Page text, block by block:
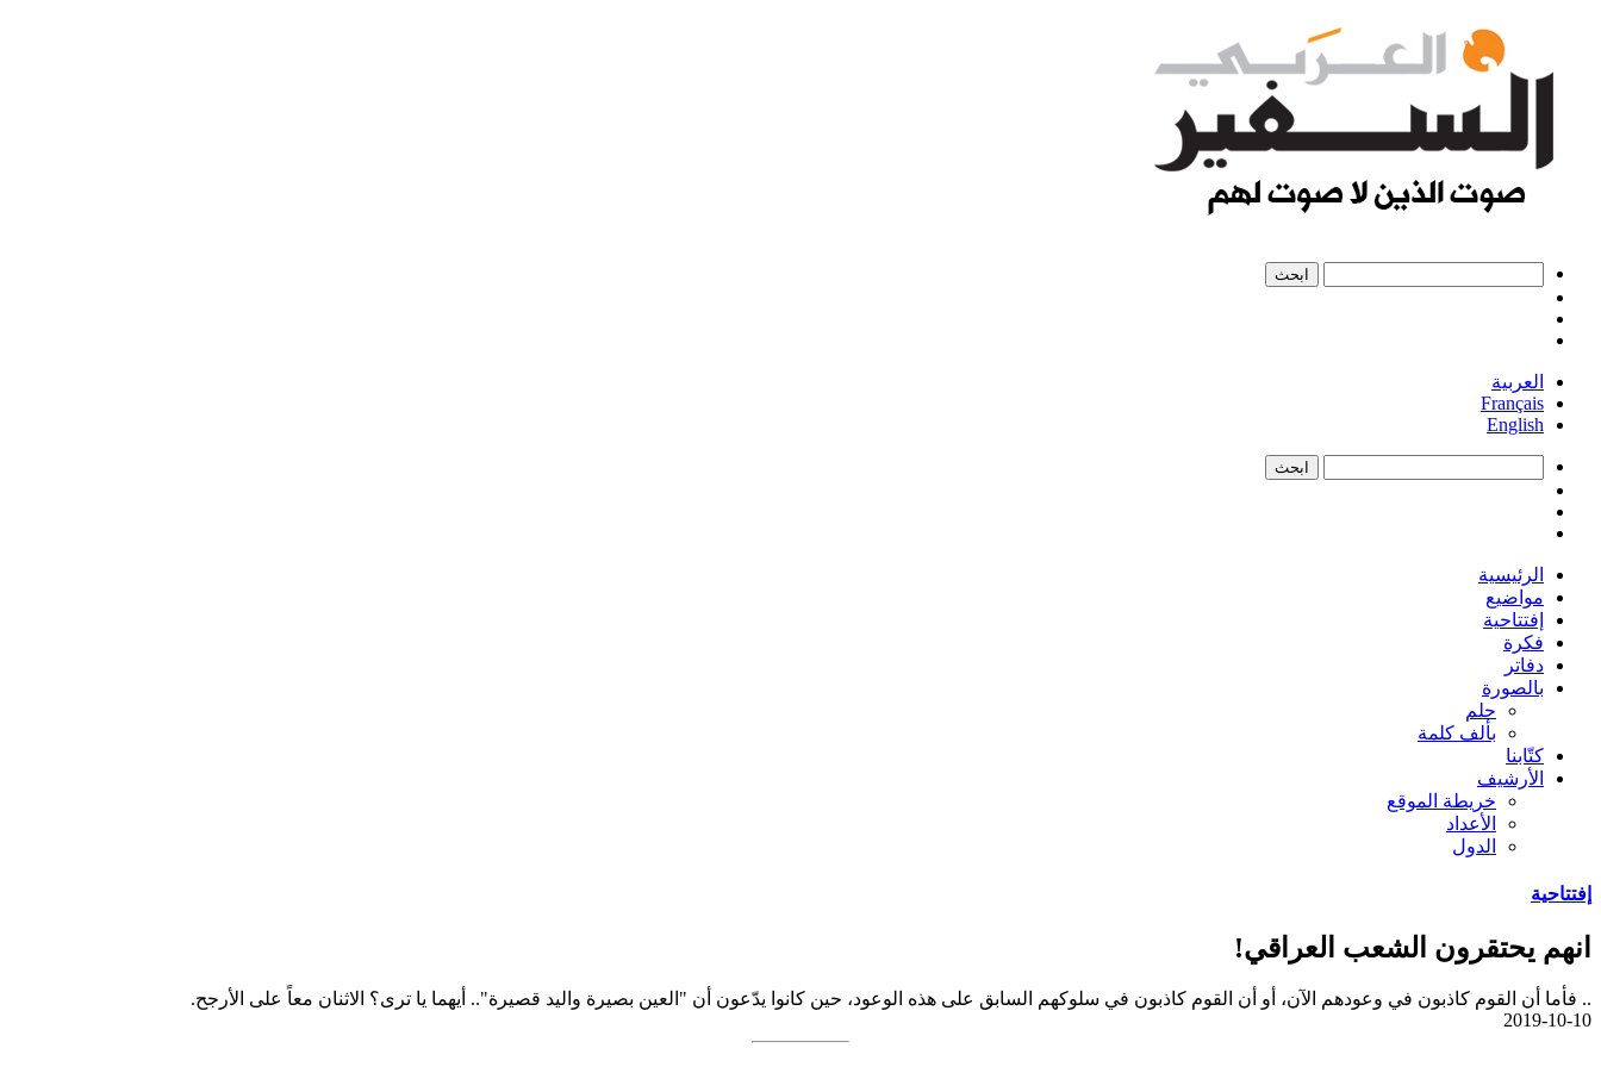
العربية
Français
English
الرئيسية
مواضيع
إفتتاحية
فكرة
دفاتر
بالصورة
حلم
بألف كلمة
كتّابنا
الأرشيف
خريطة الموقع
الأعداد
الدول
إفتتاحية
انهم يحتقرون الشعب العراقي!
.. فأما أن القوم كاذبون في وعودهم الآن، أو أن القوم كاذبون في سلوكهم السابق على هذه الوعود، حين كانوا يدّعون أن "العين بصيرة واليد قصيرة".. أيهما يا ترى؟ الاثنان معاً على الأرجح.
2019-10-10